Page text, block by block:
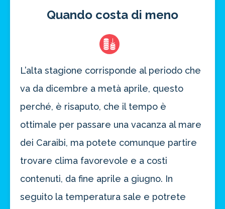
Quando costa di meno
L’alta stagione corrisponde al periodo che
va da dicembre a metà aprile, questo
perché, è risaputo, che il tempo è
ottimale per passare una vacanza al mare
dei Caraibi, ma potete comunque partire
trovare clima favorevole e a costi
contenuti, da fine aprile a giugno. In
seguito la temperatura sale e potrete